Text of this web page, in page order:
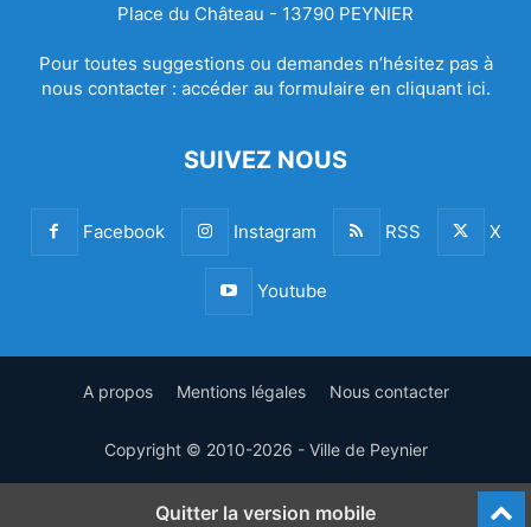
Place du Château - 13790 PEYNIER
Pour toutes suggestions ou demandes n’hésitez pas à
nous contacter : accéder au formulaire en cliquant ici.
SUIVEZ NOUS
Facebook Instagram RSS X
Youtube
A propos Mentions légales Nous contacter
Copyright © 2010-2026 - Ville de Peynier
Quitter la version mobile